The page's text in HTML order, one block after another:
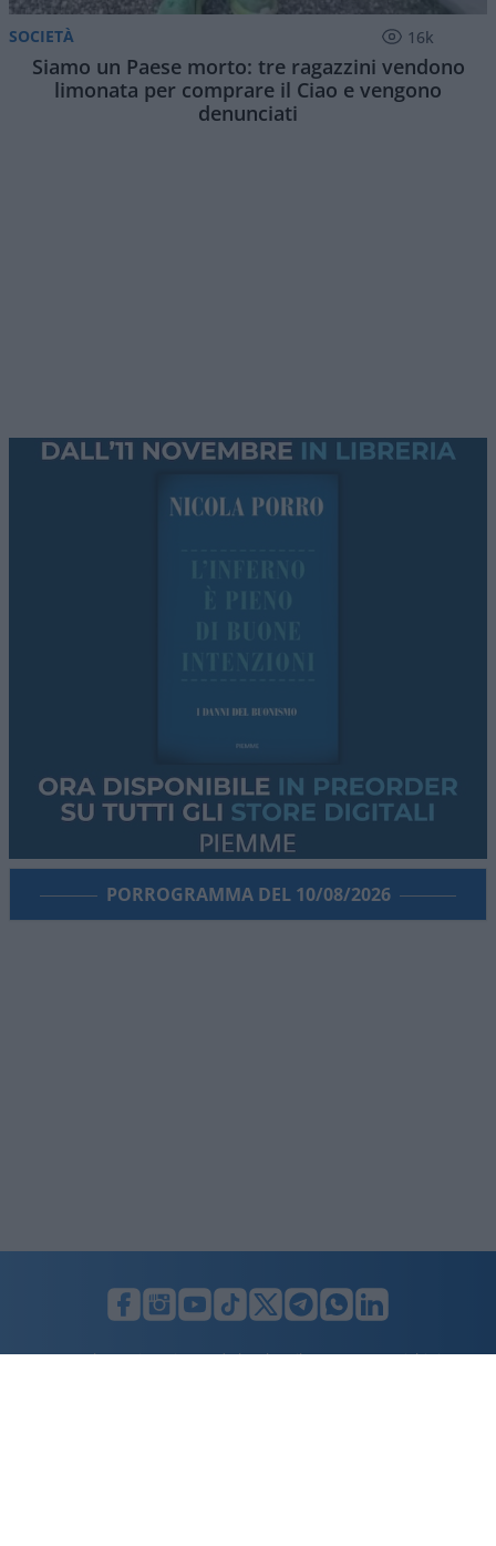
SOCIETÀ 16k
Siamo un Paese morto: tre ragazzini vendono
limonata per comprare il Ciao e vengono
denunciati
PORROGRAMMA DEL 10/08/2026
LUNIFIN S.r.l. a socio unico. Sede legale Milano, Largo F. Richini, 2/A,